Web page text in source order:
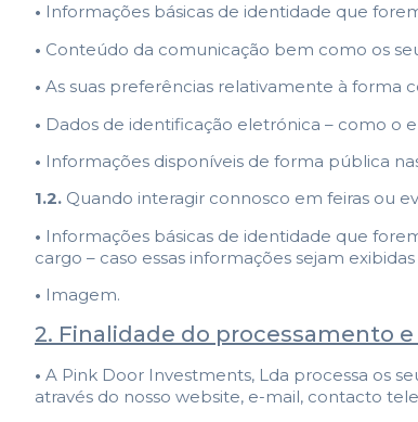
• Informações básicas de identidade que
• Conteúdo da comunicação bem como os
• As suas preferências relativamente à forma
• Dados de identificação eletrónica – como o
• Informações disponíveis de forma pública
1.2. Quando interagir connosco em feiras ou
• Informações básicas de identidade que
cargo – caso essas informações sejam
• Imagem.
2. Finalidade do processamento
• A Pink Door Investments, Lda processa os
através do nosso website, e-mail, contacto